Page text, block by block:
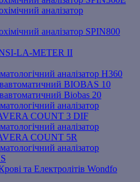
аналізатор
аналізатор SPIN800
LA-METER ІІ
аналізатор Н360
BIOBAS 10
Biobas 20
аналізатор
COUNT 3 DIF
аналізатор
COUNT 5R
аналізатор
та Електролітів Wondfo